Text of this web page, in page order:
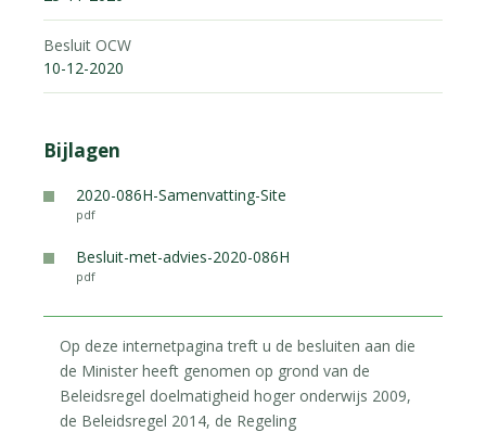
Besluit OCW
10-12-2020
Bijlagen
2020-086H-Samenvatting-Site
pdf
Besluit-met-advies-2020-086H
pdf
Op deze internetpagina treft u de besluiten aan die
de Minister heeft genomen op grond van de
Beleidsregel doelmatigheid hoger onderwijs 2009,
de Beleidsregel 2014, de Regeling